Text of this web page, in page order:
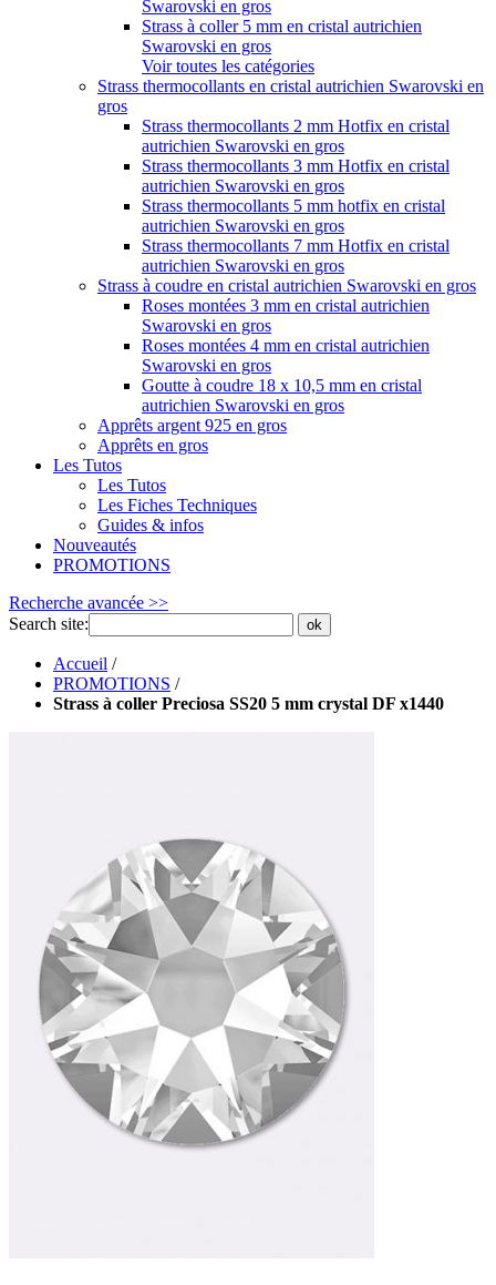
Swarovski en gros
Strass à coller 5 mm en cristal autrichien
Swarovski en gros
Voir toutes les catégories
Strass thermocollants en cristal autrichien Swarovski en
gros
Strass thermocollants 2 mm Hotfix en cristal
autrichien Swarovski en gros
Strass thermocollants 3 mm Hotfix en cristal
autrichien Swarovski en gros
Strass thermocollants 5 mm hotfix en cristal
autrichien Swarovski en gros
Strass thermocollants 7 mm Hotfix en cristal
autrichien Swarovski en gros
Strass à coudre en cristal autrichien Swarovski en gros
Roses montées 3 mm en cristal autrichien
Swarovski en gros
Roses montées 4 mm en cristal autrichien
Swarovski en gros
Goutte à coudre 18 x 10,5 mm en cristal
autrichien Swarovski en gros
Apprêts argent 925 en gros
Apprêts en gros
Les Tutos
Les Tutos
Les Fiches Techniques
Guides & infos
Nouveautés
PROMOTIONS
Recherche avancée >>
Search site:
ok
Accueil /
PROMOTIONS /
Strass à coller Preciosa SS20 5 mm crystal DF x1440